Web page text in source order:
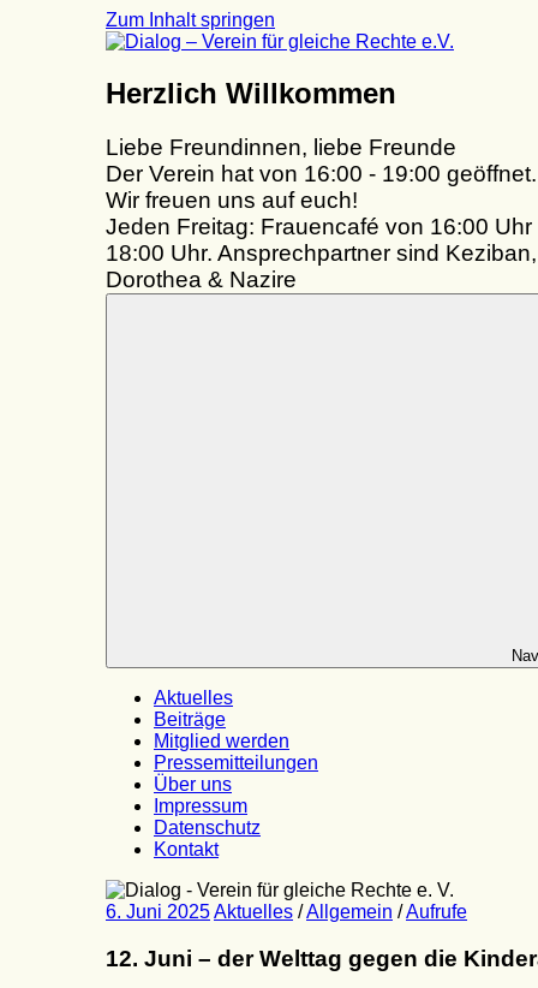
Zum Inhalt springen
Dialog
–
für
gleiche
Rechte
e.V.
Herzlich Willkommen
Liebe Freundinnen, liebe Freunde
Der Verein hat von 16:00 - 19:00 geöffnet.
Wir freuen uns auf euch!
Jeden Freitag: Frauencafé von 16:00 Uhr
18:00 Uhr. Ansprechpartner sind Keziban,
Dorothea & Nazire
Aktuelles
Beiträge
Mitglied werden
Pressemitteilungen
Über uns
Impressum
Datenschutz
Kontakt
6. Juni 2025Aktuelles /Allgemein /Aufrufe
12. Juni – der Welttag gegen die